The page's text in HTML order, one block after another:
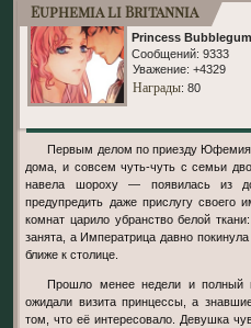
Euphemia li Britannia
Princess Bubblegum
Сообщений: 9333
Уважение: +4329
Награды: 80
Первым делом по приезду Юфемия стряхивала пыль — и с себя, и с
дома, и совсем чуть-чуть с семьи
навела шороху — появилась из
предупредить даже прислугу своего
комнат царило убранство белой
занята, а Императрица давно
ближе к столице.
Прошло менее недели и полный вакуум информации. Многие не
ожидали визита принцессы, а
том, что её интересовало. Девушка